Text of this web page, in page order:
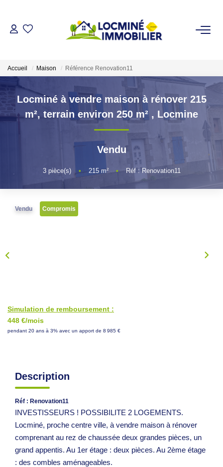
ACHETER
LOUER
ESTIMER
L'AGENCE
Accueil Maison Référence Renovation11
Locminé à vendre maison à rénover 215
m², terrain environ 250 m² , Locmine
Vendu
3pièce(s) • 215m² • Réf : Renovation11
Vendu Compromis
Simulation de remboursement :
448 €/mois
pendant 20 ans à 3% avec un apport de 8 985 €
Description
Réf : Renovation11
INVESTISSEURS ! POSSIBILITE 2 LOGEMENTS.
Locminé, proche centre ville, à vendre maison à rénover
comprenant au rez de chaussée deux grandes pièces, un
grand appentis. Au 1er étage : deux pièces. Au 2ème étage
: des combles aménageables.